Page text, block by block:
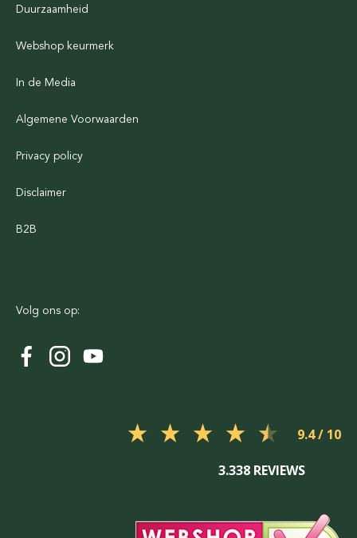
Duurzaamheid
Webshop keurmerk
In de Media
Algemene Voorwaarden
Privacy policy
Disclaimer
B2B
Volg ons op:
9.4
3.338 REVIEWS